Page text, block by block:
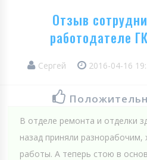
Отзыв
работодателе
Сергей 2016-04-16
В отделе ремонта и отделки
назад приняли
работы. А теперь стою в